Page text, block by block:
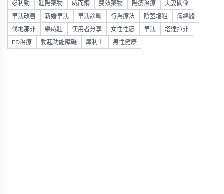
必利勁 壯陽藥物 威而鋼 雙效藥物 陽痿治療 夫妻關係
早洩改善 新婚早洩 早洩診斷 行為療法 陰莖增粗 海綿體
伐地那非 樂威壯 使用者分享 女性性慾 早洩 塔達拉非
ED治療 勃起功能障礙 犀利士 男性健康